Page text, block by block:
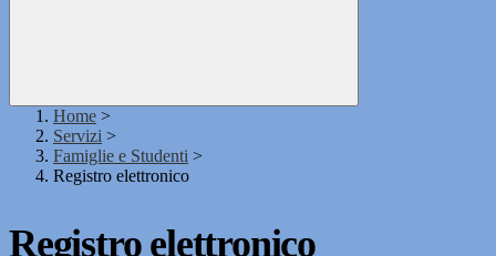
Home >
Servizi >
Famiglie e Studenti >
Registro elettronico
Registro elettronico